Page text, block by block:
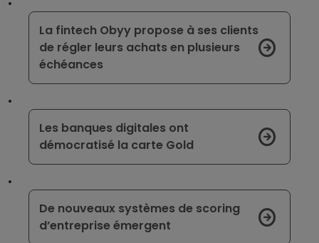
La fintech Obyy propose à ses clients
de régler leurs achats en plusieurs
échéances
Les banques digitales ont
démocratisé la carte Gold
De nouveaux systèmes de scoring
d’entreprise émergent